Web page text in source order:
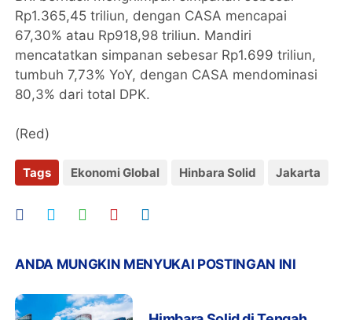
Rp1.365,45 triliun, dengan CASA mencapai
67,30% atau Rp918,98 triliun. Mandiri
mencatatkan simpanan sebesar Rp1.699 triliun,
tumbuh 7,73% YoY, dengan CASA mendominasi
80,3% dari total DPK.
(Red)
Tags Ekonomi Global Hinbara Solid Jakarta
ANDA MUNGKIN MENYUKAI POSTINGAN INI